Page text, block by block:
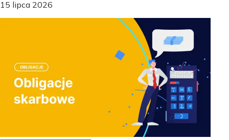
15 lipca 2026